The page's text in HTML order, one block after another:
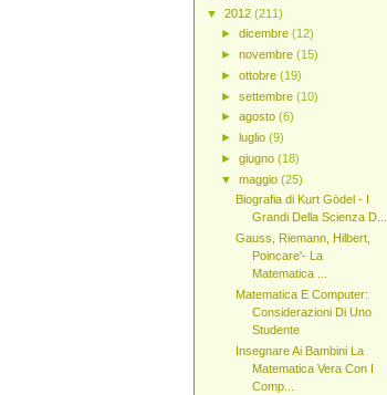
▼ 2012 (211)
► dicembre (12)
► novembre (15)
► ottobre (19)
► settembre (10)
► agosto (6)
► luglio (9)
► giugno (18)
▼ maggio (25)
Biografia di Kurt Gödel - I
Grandi Della Scienza D...
Gauss, Riemann, Hilbert,
Poincare'- La
Matematica ...
Matematica E Computer:
Considerazioni Di Uno
Studente
Insegnare Ai Bambini La
Matematica Vera Con I
Comp...